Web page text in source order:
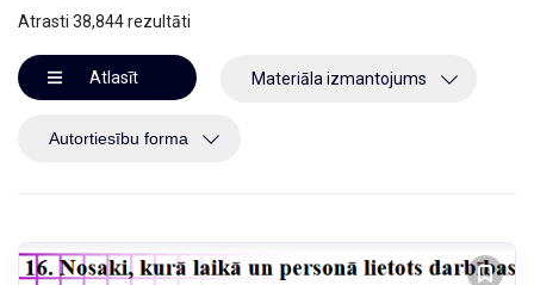
Atrasti 38,844 rezultāti
Atlasīt Materiāla izmantojums